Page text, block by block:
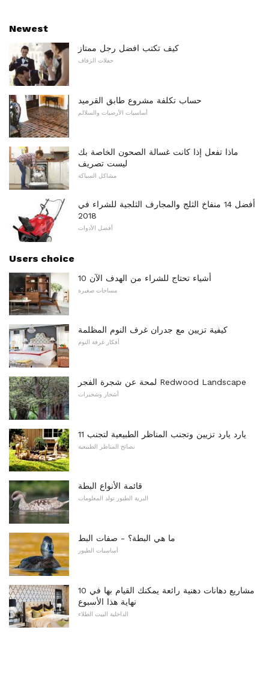
Newest
كيف تكتب افضل رجل ممتاز
حفلات الزفاف
حساب تكلفة مشروع طابق القرميد
أساسيات الأرضيات والسلالم
ماذا تفعل إذا كانت غسالة الصحون الخاصة بك
ليست تصريف
مشاكل السباكة
أفضل 14 منفاخ الثلج والمجارف الثلجية للشراء في
2018
أفضل الأدوات
Users choice
10 أشياء تحتاج للشراء من الهدف الآن
مساحات صغيرة
كيفية تزيين مع جدران غرف النوم المظلمة
أفكار غرفة النوم
لمحة عن شجرة الفجر Redwood Landscape
أشجار وشجيرات
11 يارد يارد تزيين وتجنب المناظر الطبيعية لتجنب
نصائح المناظر الطبيعية
قائمة الأنواع البطة
البرية الطيور تولد المعلومات
ما هي البطة؟ - صفات البط
أساسيات الطيور
10 مشاريع دهانات دهنية رائعة يمكنك القيام بها في
نهاية هذا الأسبوع
الداخلية البيت الطلاء